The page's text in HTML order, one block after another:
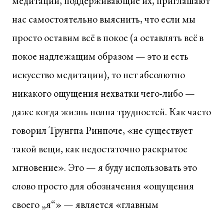
нас самостоятельно выяснить, что если мы
просто оставим всё в покое (а оставлять всё в
покое надлежащим образом — это и есть
искусство медитации), то нет абсолютно
никакого ощущения нехватки чего-либо —
даже когда жизнь полна трудностей. Как часто
говорил Трунгпа Ринпоче, «не существует
такой вещи, как недостаточно раскрытое
мгновение». Эго — я буду использовать это
слово просто для обозначения «ощущения
своего „я“» — является «главным